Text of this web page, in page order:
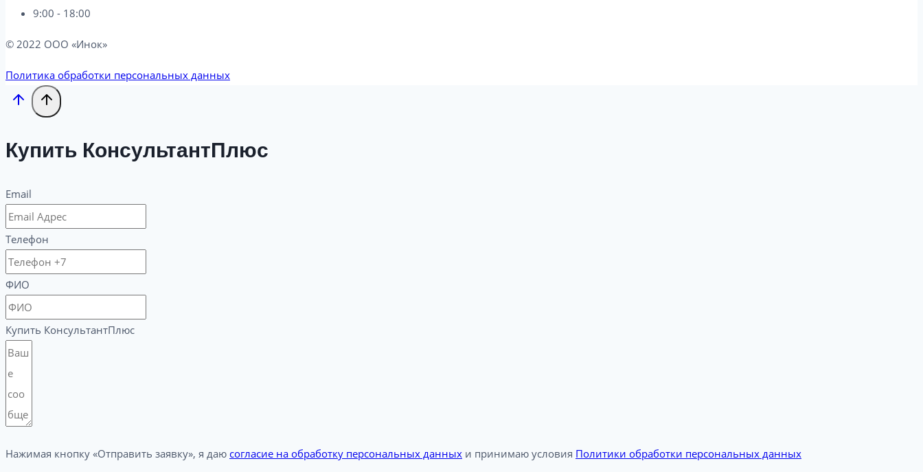
9:00 - 18:00
© 2022 ООО «Инок»
Политика обработки персональных данных
Купить КонсультантПлюс
Email
Телефон
ФИО
Купить КонсультантПлюс
Нажимая кнопку «Отправить заявку», я даю согласие на обработку персональных данных и принимаю условия Политики обработки персональных данных